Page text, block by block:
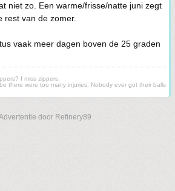
niet zo. Een warme/frisse/natte juni zegt
rest van de zomer.
vaak meer dagen boven de 25 graden
I miss zippers.
there were too many injuries. Nobody ever got their balls
door Refinery89